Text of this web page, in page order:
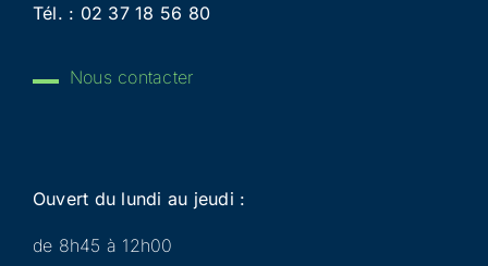
Tél. : 02 37 18 56 80
Nous contacter
Ouvert du lundi au jeudi :
de 8h45 à 12h00